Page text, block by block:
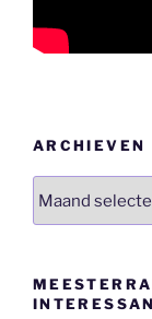
ARCHIEVEN